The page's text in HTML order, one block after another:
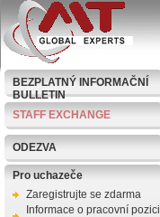
BEZPLATNÝ INFORMAČNÍ
BULLETIN
STAFF EXCHANGE
ODEZVA
Pro uchazeče
Zaregistrujte se zdarma
Informace o pracovní pozici